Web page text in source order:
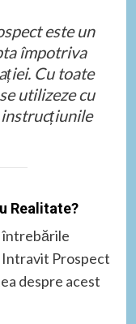
este un
împotriva
Cu toate
utilizeze cu
instrucțiunile
Realitate?
întrebările
Prospect
despre acest